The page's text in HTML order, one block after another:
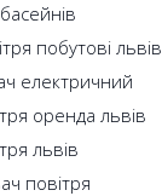
побутові львів
електричний
оренда львів
львів
повітря